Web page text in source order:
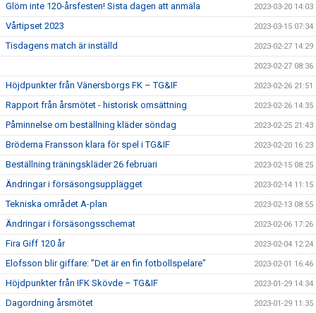
Glöm inte 120-årsfesten! Sista dagen att anmäla 2023-03-20 14:03
Vårtipset 2023 2023-03-15 07:34
Tisdagens match är inställd 2023-02-27 14:29
2023-02-27 08:36
Höjdpunkter från Vänersborgs FK – TG&IF 2023-02-26 21:51
Rapport från årsmötet - historisk omsättning 2023-02-26 14:35
Påminnelse om beställning kläder söndag 2023-02-25 21:43
Bröderna Fransson klara för spel i TG&IF 2023-02-20 16:23
Beställning träningskläder 26 februari 2023-02-15 08:25
Ändringar i försäsongsupplägget 2023-02-14 11:15
Tekniska området A-plan 2023-02-13 08:55
Ändringar i försäsongsschemat 2023-02-06 17:26
Fira Giff 120 år 2023-02-04 12:24
Elofsson blir giffare: ”Det är en fin fotbollspelare” 2023-02-01 16:46
Höjdpunkter från IFK Skövde – TG&IF 2023-01-29 14:34
Dagordning årsmötet 2023-01-29 11:35